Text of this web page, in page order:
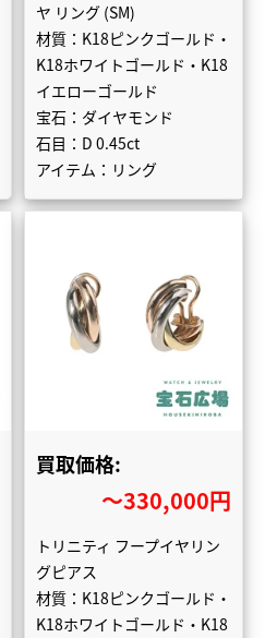
ヤ リング (SM)
材質：K18ピンクゴールド・
K18ホワイトゴールド・K18
イエローゴールド
宝石：ダイヤモンド
石目：D 0.45ct
アイテム：リング
買取価格:
〜330,000円
トリニティ フープイヤリン
グピアス
材質：K18ピンクゴールド・
K18ホワイトゴールド・K18